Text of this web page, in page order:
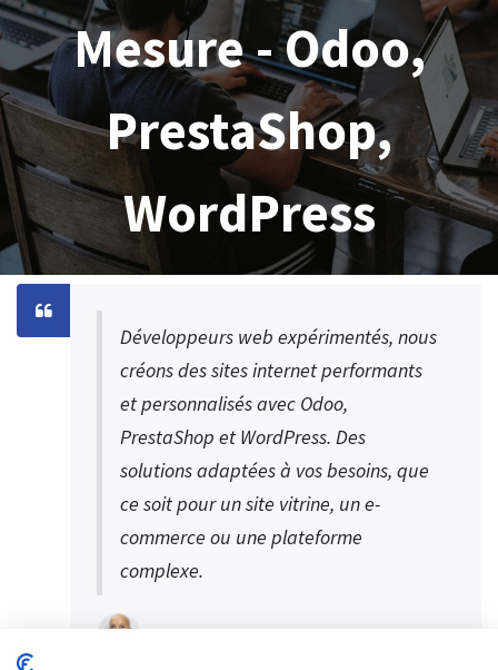
Mesure - Odoo,
PrestaShop,
WordPress
Développeurs web expérimentés, nous
créons des sites internet performants
et personnalisés avec Odoo,
PrestaShop et WordPress. Des
solutions adaptées à vos besoins, que
ce soit pour un site vitrine, un e-
commerce ou une plateforme
complexe.